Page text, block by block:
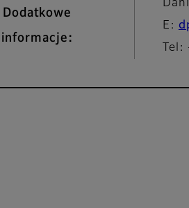
Dodatkowe
informacje:
E: